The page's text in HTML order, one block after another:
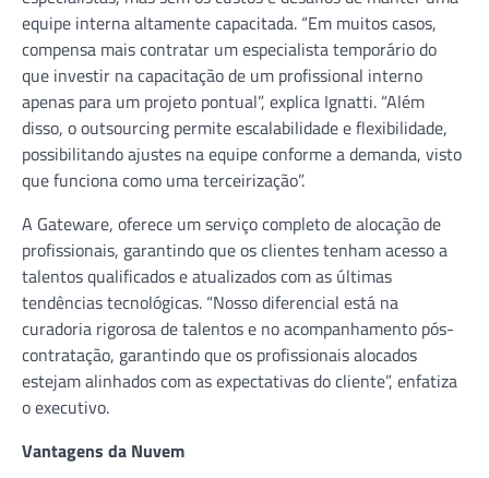
equipe interna altamente capacitada. “Em muitos casos,
compensa mais contratar um especialista temporário do
que investir na capacitação de um profissional interno
apenas para um projeto pontual”, explica Ignatti. “Além
disso, o outsourcing permite escalabilidade e flexibilidade,
possibilitando ajustes na equipe conforme a demanda, visto
que funciona como uma terceirização”.
A Gateware, oferece um serviço completo de alocação de
profissionais, garantindo que os clientes tenham acesso a
talentos qualificados e atualizados com as últimas
tendências tecnológicas. “Nosso diferencial está na
curadoria rigorosa de talentos e no acompanhamento pós-
contratação, garantindo que os profissionais alocados
estejam alinhados com as expectativas do cliente”, enfatiza
o executivo.
Vantagens da Nuvem